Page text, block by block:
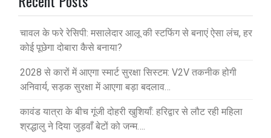
चावल के फरे रेसिपी: मसालेदार आलू की स्टफिंग से बनाएं ऐसा लंच, हर
कोई पूछेगा दोबारा कैसे बनाया?
2028 से कारों में आएगा स्मार्ट सुरक्षा सिस्टम: V2V तकनीक होगी
अनिवार्य, सड़क सुरक्षा में आएगा बड़ा बदलाव…
कावंड यात्रा के बीच गूंजी दोहरी खुशियाँ: हरिद्वार से लौट रही महिला
श्रद्धालु ने दिया जुड़वाँ बेटों को जन्म….